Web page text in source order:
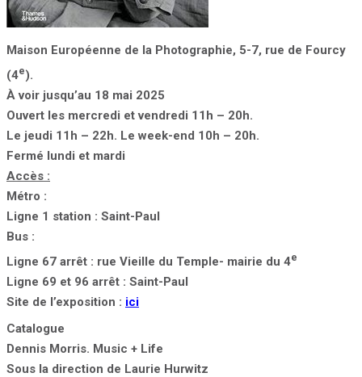
Maison Européenne de la Photographie, 5-7, rue de Fourcy
(4e).
À voir jusqu’au 18 mai 2025
Ouvert les mercredi et vendredi 11h – 20h.
Le jeudi 11h – 22h. Le week-end 10h – 20h.
Fermé lundi et mardi
Accès :
Métro :
Ligne 1 station : Saint-Paul
Bus :
Ligne 67 arrêt : rue Vieille du Temple- mairie du 4e
Ligne 69 et 96 arrêt : Saint-Paul
Site de l’exposition : ici
Catalogue
Dennis Morris. Music + Life
Sous la direction de Laurie Hurwitz